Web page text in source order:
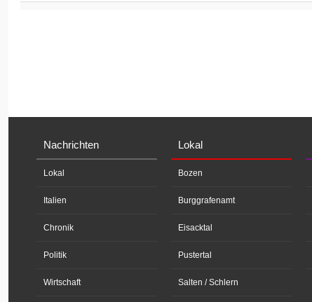
Nachrichten
Lokal
Italien
Chronik
Politik
Wirtschaft
Lokal
Bozen
Burggrafenamt
Eisacktal
Pustertal
Salten / Schlern